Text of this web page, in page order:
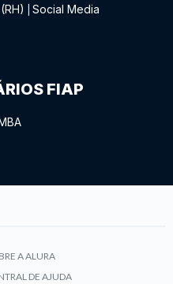
Social Media
FIAP
A ALURA
DE AJUDA